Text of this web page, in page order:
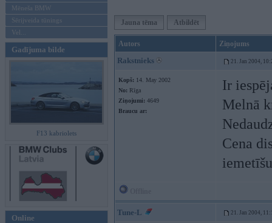
Mēneša BMW
Sērijveida tūnings
Vel...
Gadījuma bilde
F13 kabriolets
Online
Jauna tēma Atbildēt
Autors Ziņojums
Rakstnieks 21. Jan 2004,
Kopš: 14. May 2002
No: Rīga
Ziņojumi: 4649
Braucu ar:
Ir
Melnā
Cena
Tune-L 21. Jan 2004,